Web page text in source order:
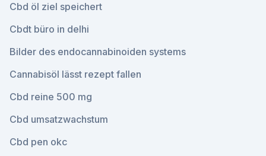
Cbd öl ziel speichert
Cbdt büro in delhi
Bilder des endocannabinoiden systems
Cannabisöl lässt rezept fallen
Cbd reine 500 mg
Cbd umsatzwachstum
Cbd pen okc